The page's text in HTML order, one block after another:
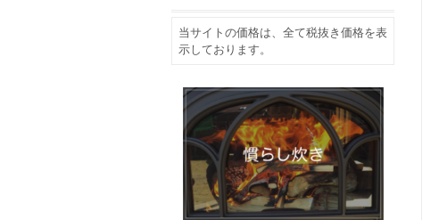
当サイトの価格は、全て税抜き価格を表
示しております。